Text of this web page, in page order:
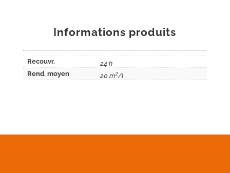
Informations produits
Recouvr.
24 h
Rend. moyen
20 m²/l